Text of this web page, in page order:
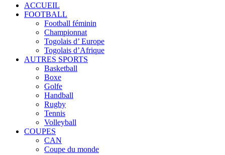
ACCUEIL
FOOTBALL
Football féminin
Championnat
Togolais d’ Europe
Togolais d’Afrique
AUTRES SPORTS
Basketball
Boxe
Golfe
Handball
Rugby
Tennis
Volleyball
COUPES
CAN
Coupe du monde